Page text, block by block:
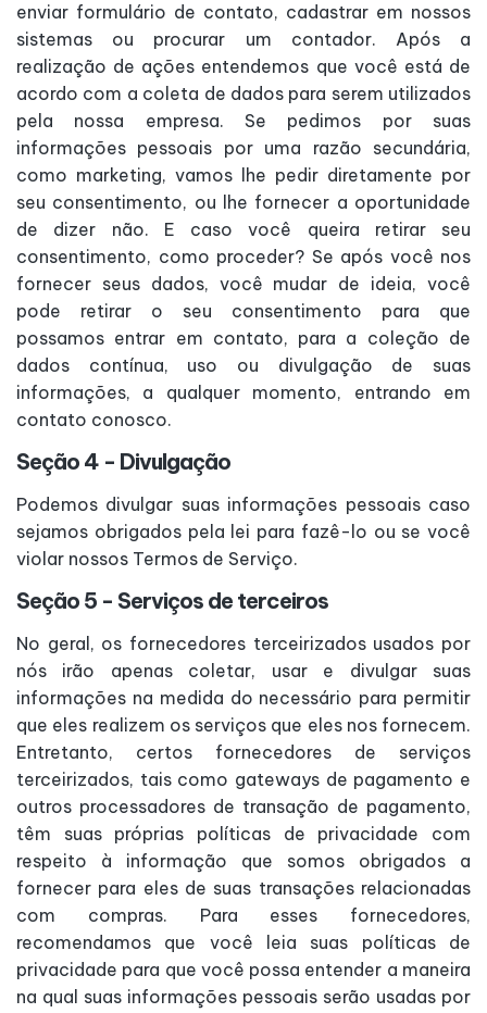
enviar formulário de contato, cadastrar em nossos
sistemas ou procurar um contador. Após a
realização de ações entendemos que você está de
acordo com a coleta de dados para serem utilizados
pela nossa empresa. Se pedimos por suas
informações pessoais por uma razão secundária,
como marketing, vamos lhe pedir diretamente por
seu consentimento, ou lhe fornecer a oportunidade
de dizer não. E caso você queira retirar seu
consentimento, como proceder? Se após você nos
fornecer seus dados, você mudar de ideia, você
pode retirar o seu consentimento para que
possamos entrar em contato, para a coleção de
dados contínua, uso ou divulgação de suas
informações, a qualquer momento, entrando em
contato conosco.
Seção 4 - Divulgação
Podemos divulgar suas informações pessoais caso
sejamos obrigados pela lei para fazê-lo ou se você
violar nossos Termos de Serviço.
Seção 5 - Serviços de terceiros
No geral, os fornecedores terceirizados usados por
nós irão apenas coletar, usar e divulgar suas
informações na medida do necessário para permitir
que eles realizem os serviços que eles nos fornecem.
Entretanto, certos fornecedores de serviços
terceirizados, tais como gateways de pagamento e
outros processadores de transação de pagamento,
têm suas próprias políticas de privacidade com
respeito à informação que somos obrigados a
fornecer para eles de suas transações relacionadas
com compras. Para esses fornecedores,
recomendamos que você leia suas políticas de
privacidade para que você possa entender a maneira
na qual suas informações pessoais serão usadas por